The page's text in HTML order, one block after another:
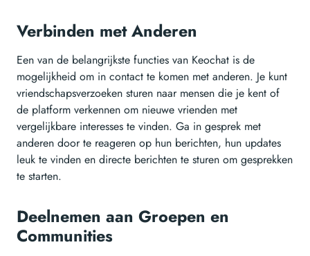
Verbinden met Anderen
Een van de belangrijkste functies van Keochat is de
mogelijkheid om in contact te komen met anderen. Je kunt
vriendschapsverzoeken sturen naar mensen die je kent of
de platform verkennen om nieuwe vrienden met
vergelijkbare interesses te vinden. Ga in gesprek met
anderen door te reageren op hun berichten, hun updates
leuk te vinden en directe berichten te sturen om gesprekken
te starten.
Deelnemen aan Groepen en
Communities